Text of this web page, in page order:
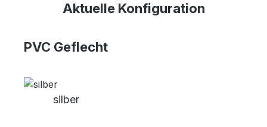
Aktuelle Konfiguration
PVC Geflecht
silber